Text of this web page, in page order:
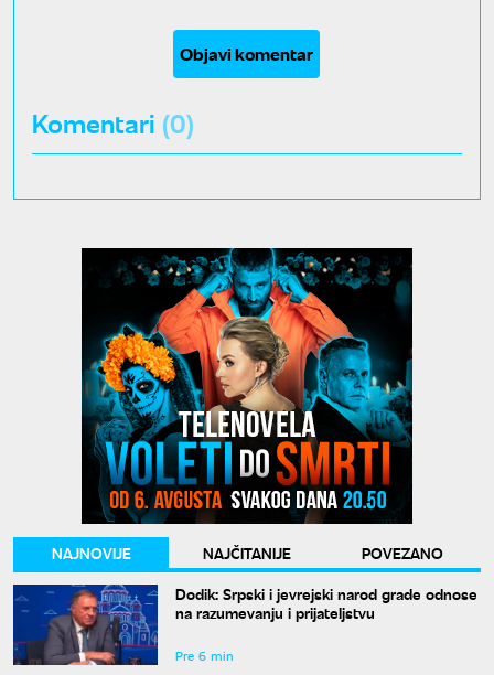
Objavi komentar
Komentari (0)
NAJNOVIJE NAJČITANIJE
POVEZANO
Dodik: Srpski i jevrejski narod grade odnose
na razumevanju i prijateljstvu
Pre 6 min